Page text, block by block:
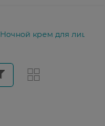
Ночной крем для лица